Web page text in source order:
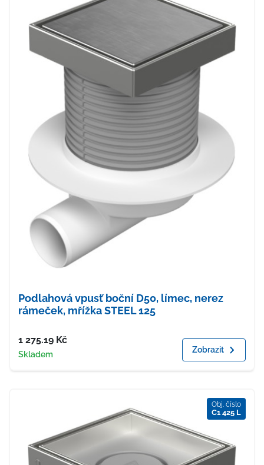
Podlahová vpusť boční D50, límec, nerez
rámeček, mřížka STEEL 125
Cena
1 275.19 Kč
Dostupnost
Skladem Zobrazit
Obj. číslo
C1 425 L